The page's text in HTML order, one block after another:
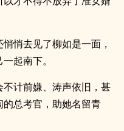
悄去见了柳如是一面，
起南下。
计前嫌、涛声依旧，甚
总考官，助她名留青